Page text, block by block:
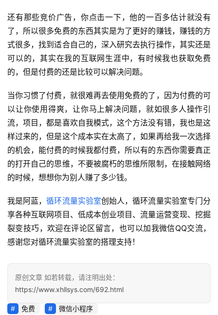
源
会
员
区
还有那些竞价广告，你点击一下，他的一百多估计就没有
了，所以很多免费的东西其实是为了更好的赚钱，赚钱的方
式很多，找到适合自己的，深入研究去执行操作，其实还是
可以的，其实在我的互联网生涯中，有时候我也获取免费
的，但是付费的还是比较可以解决问题。
当你习惯了付费，就很难再去使用免费的了，因为付费的可
以让你使用得爽，让你马上解决问题，就如很多人操作引
流，项目，都是喜欢自我模式，这个方法没有错，我也是这
样过来的，但是这个成本实在太高了，如果再给我一次选择
的机会，能付费的时候我都付费，所以有的东西你需要真正
的打开自己的思维，不要被腐朽的思维所限制，在接触网络
的时候，想想你为别人赚了多少钱。
我是阿蓝，循环流量实验室创始人，循环流量实验室专门分
享各种互联网项目、低成本创业项目、流量运营变现、挖掘
裂变技巧，欢迎在评论区留言，也可以加我微信QQ交流，
感谢您对循环流量实验室的搭理支持！
原创文章 如若转载，请注明出处：
https://www.xhllsys.com/692.html
免费 微信小程序